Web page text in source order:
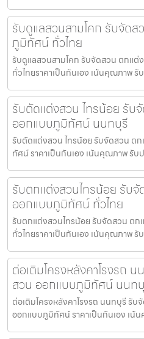
รับดูแลสวนสามโคก รับจัด
ภูมิทัศน์ ทั่วไทย
รับดูแลสวนสามโคก รับจัดสวน ตกแ
ทั่วไทยราคาเป็นกันเอง เน้นคุณภาพ
รับตัดแต่งสวน ไทรน้อย รับ
ออกแบบภูมิทัศน์ นนทบุรี
รับตัดแต่งสวน ไทรน้อย รับจัดสวน ต
ทัศน์ ราคาเป็นกันเอง เน้นคุณภาพ รั
รับตกแต่งสวนไทรน้อย รับ
ออกแบบภูมิทัศน์ ทั่วไทย
รับตกแต่งสวนไทรน้อย รับจัดสวน ต
ทั่วไทยราคาเป็นกันเอง เน้นคุณภาพ
ต่อเติมโครงหลังคาโรงรถ
สวน ออกแบบภูมิทัศน์ นนท
ต่อเติมโครงหลังคาโรงรถ นนทบุรี รั
ออกแบบภูมิทัศน์ ราคาเป็นกันเอง เน้